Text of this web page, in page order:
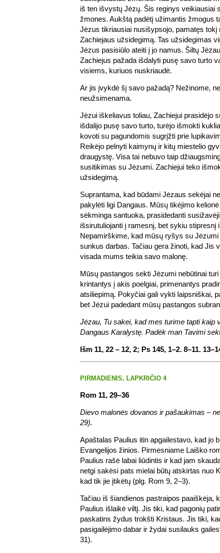
iš ten išvystų Jėzų. Šis reginys veikiausiai
žmones. Aukštą padėtį užimantis žmogus
Jėzus tikriausiai nusišypsojo, pamatęs tokį
Zachiejaus užsidegimą. Tas užsidegimas
Jėzus pasisiūlo ateiti į jo namus. Šiltų
Zachiejus pažada išdalyti pusę savo turto
visiems, kuriuos nuskriaudė.
Ar jis įvykdė šį savo pažadą? Nežinome,
neužsimenama.
Jėzui iškeliavus toliau, Zachiejui prasidėjo
išdalijo pusę savo turto, turėjo išmokti
kovoti su pagundomis sugrįžti prie
Reikėjo pelnyti kaimynų ir kitų miestelio
draugystę. Visa tai nebuvo taip
susitikimas su Jėzumi. Zachiejui teko
užsidegimą.
Suprantama, kad būdami Jėzaus sekėjai
pakylėti ligi Dangaus. Mūsų tikėjimo
sėkminga santuoka, prasidedanti
išsirutuliojanti į ramesnį, bet sykiu stipresnį
Nepamirškime, kad mūsų ryšys su
sunkus darbas. Tačiau gera žinoti, kad Jis
visada mums teikia savo malonę.
Mūsų pastangos sekti Jėzumi nebūtinai turi
krintantys į akis poelgiai, primenantys
atsiliepimą. Pokyčiai gali vykti laipsniškai,
bet Jėzui padedant mūsų pastangos
Jėzau, Tu sakei, kad mes turime tapti kaip
Dangaus Karalystę. Padėk man Tavimi
Išm 11, 22 – 12, 2; Ps 145, 1–2. 8–11.
PIRMADIENIS, LAPKRIČIO 4
Rom 11, 29–36
Dievo malonės dovanos ir pašaukimas –
29).
Apaštalas Paulius itin apgailestavo, kad jo
Evangelijos žinios. Pirmesniame Laiško
Paulius rašė labai liūdintis ir kad jam
netgi sakėsi pats mielai būtų atskirtas nuo
kad tik jie įtikėtų (plg. Rom 9, 2–3).
Tačiau iš šiandienos pastraipos paaiškėja,
Paulius išlaikė viltį. Jis tiki, kad pagonių
paskatins žydus trokšti Kristaus. Jis tiki,
pasigailėjimo dabar ir žydai susilauks
31).